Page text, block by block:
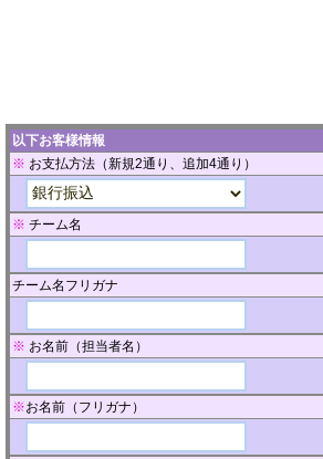
以下お客様情報
※ お支払方法（新規2通り、追加4通り）
※ チーム名
チーム名フリガナ
※ お名前（担当者名）
※お名前（フリガナ）